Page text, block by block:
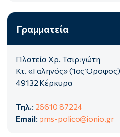
Γραμματεία
Πλατεία Χρ. Τσιριγώτη
Κτ. «Γαληνός» (1ος Όροφος)
49132 Κέρκυρα
Τηλ.: 26610 87224
Email: pms-polico@ionio.gr